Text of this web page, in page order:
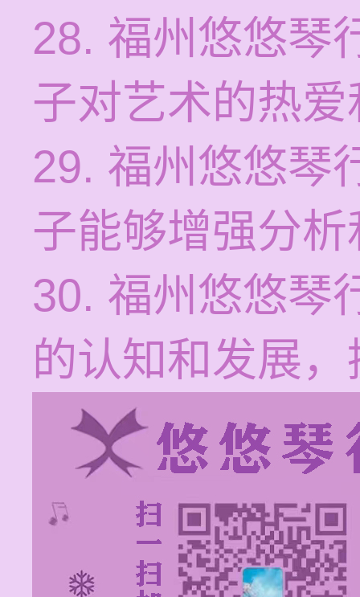
28. 福州悠悠琴
子对艺术的热
29. 福州悠悠琴
子能够增强分
30. 福州悠悠琴
的认知和发展